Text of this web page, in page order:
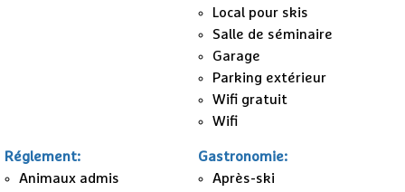
/28
Local pour skis
Salle de séminaire
Garage
Parking extérieur
Wifi gratuit
Wifi
Réglement:
Animaux admis
Gastronomie:
Après-ski